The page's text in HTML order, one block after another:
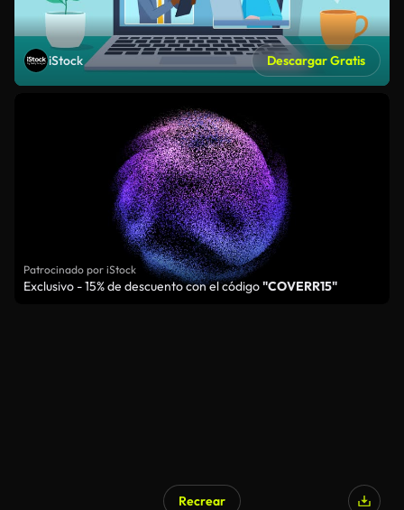
iStock Descargar Gratis
Patrocinado por iStock
Exclusivo - 15% de descuento con el código"COVERR15"
Recrear